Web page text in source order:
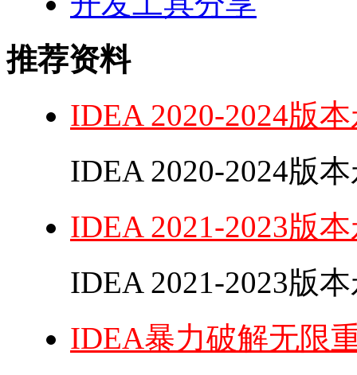
推荐资料
IDEA 2020-2024版
IDEA 2020-2024版
IDEA 2021-2023版
IDEA 2021-2023版
IDEA暴力破解无限